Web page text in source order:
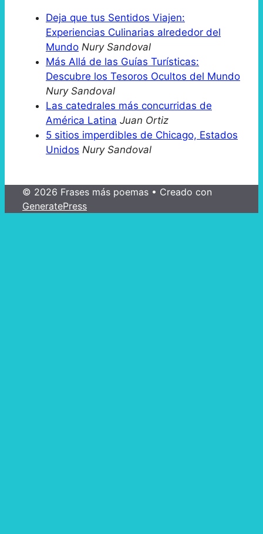
Deja que tus Sentidos Viajen:
Experiencias Culinarias alrededor del
Mundo Nury Sandoval
Más Allá de las Guías Turísticas:
Descubre los Tesoros Ocultos del Mundo
Nury Sandoval
Las catedrales más concurridas de
América Latina Juan Ortiz
5 sitios imperdibles de Chicago, Estados
Unidos Nury Sandoval
© 2026 Frases más poemas • Creado con
GeneratePress